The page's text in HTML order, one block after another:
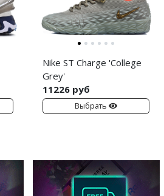
Nike ST Charge 'College
Grey'
11226 руб
Выбрать